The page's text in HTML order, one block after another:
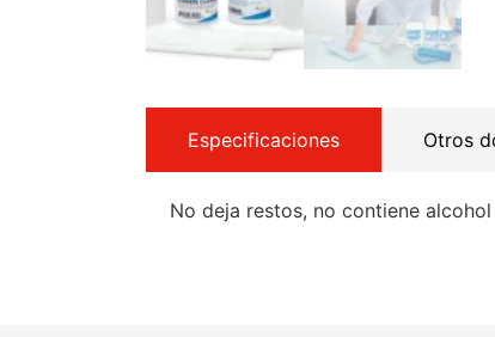
Especificaciones Otros
No deja restos, no contiene